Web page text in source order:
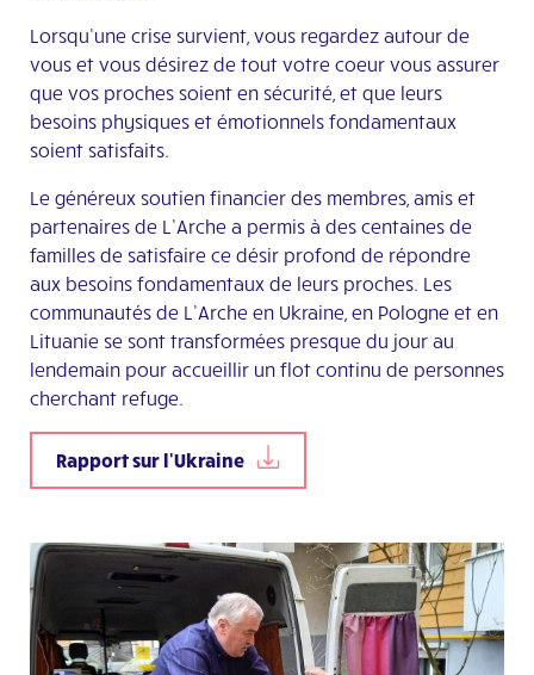
Lorsqu’une crise survient, vous regardez autour de
vous et vous désirez de tout votre coeur vous assurer
que vos proches soient en sécurité, et que leurs
besoins physiques et émotionnels fondamentaux
soient satisfaits.
Le généreux soutien financier des membres, amis et
partenaires de L’Arche a permis à des centaines de
familles de satisfaire ce désir profond de répondre
aux besoins fondamentaux de leurs proches. Les
communautés de L’Arche en Ukraine, en Pologne et en
Lituanie se sont transformées presque du jour au
lendemain pour accueillir un flot continu de personnes
cherchant refuge.
Rapport sur l'Ukraine